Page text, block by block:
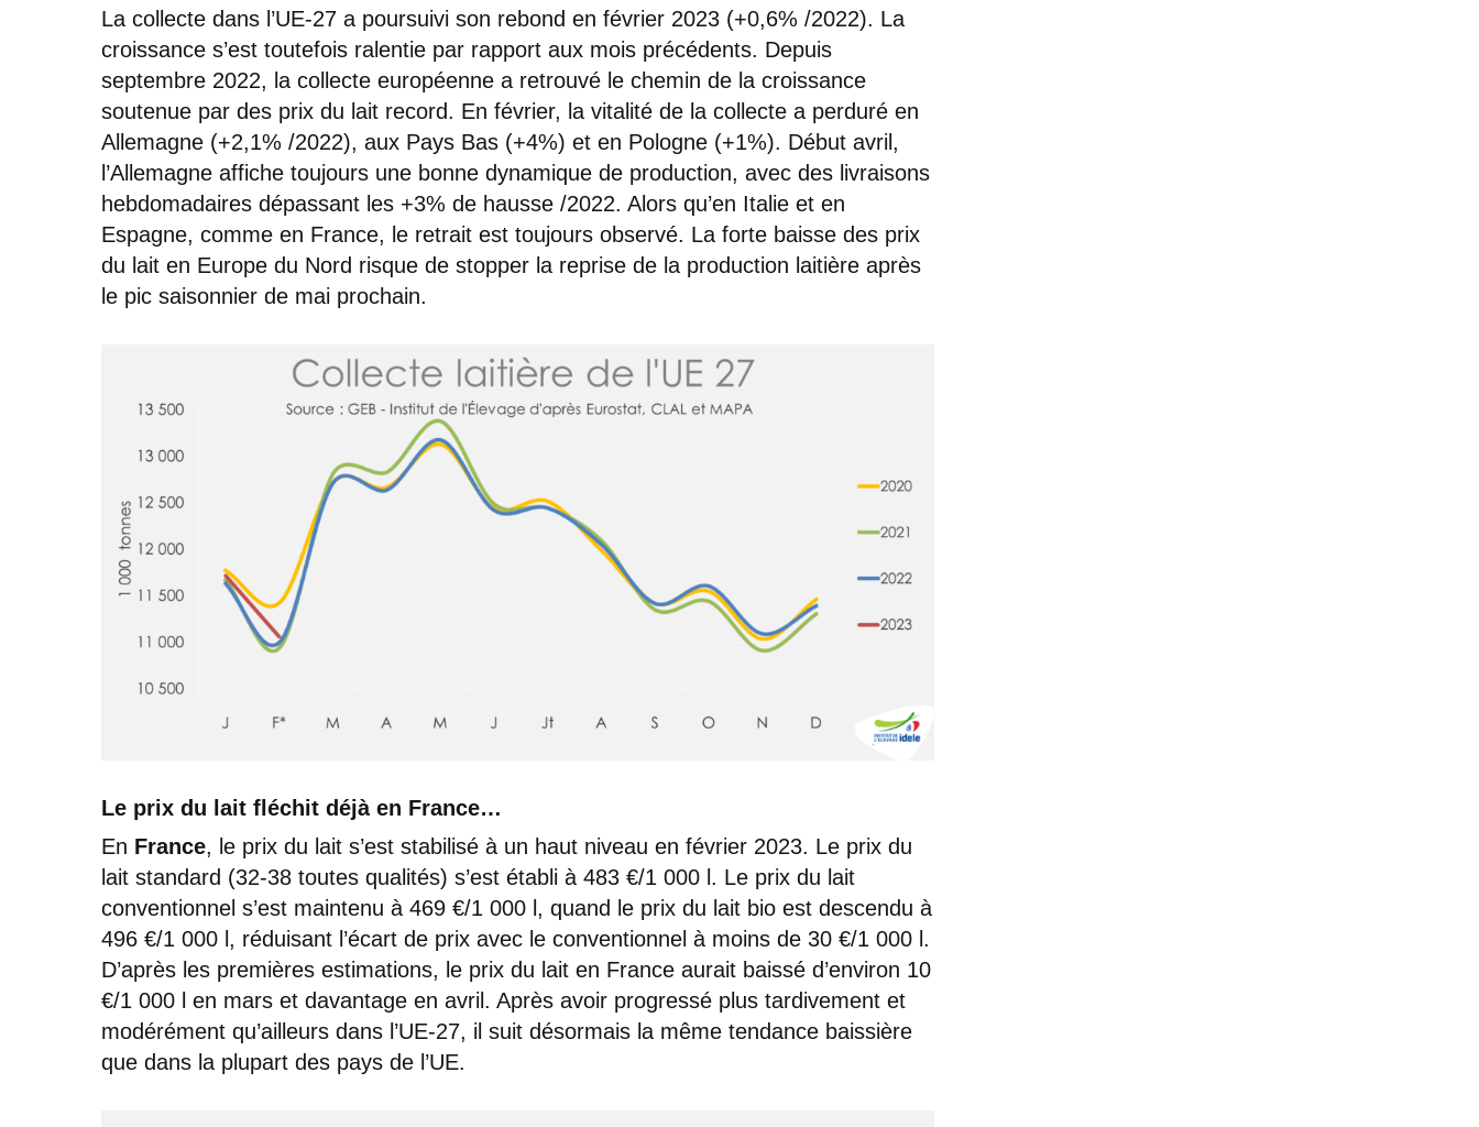
La collecte dans l’UE-27 a poursuivi son rebond en février 2023 (+0,6% /2022). La
croissance s’est toutefois ralentie par rapport aux mois précédents. Depuis
septembre 2022, la collecte européenne a retrouvé le chemin de la croissance
soutenue par des prix du lait record. En février, la vitalité de la collecte a perduré en
Allemagne (+2,1% /2022), aux Pays Bas (+4%) et en Pologne (+1%). Début avril,
l’Allemagne affiche toujours une bonne dynamique de production, avec des livraisons
hebdomadaires dépassant les +3% de hausse /2022. Alors qu’en Italie et en
Espagne, comme en France, le retrait est toujours observé. La forte baisse des prix
du lait en Europe du Nord risque de stopper la reprise de la production laitière après
le pic saisonnier de mai prochain.
Le prix du lait fléchit déjà en France…
En France, le prix du lait s’est stabilisé à un haut niveau en février 2023. Le prix du
lait standard (32-38 toutes qualités) s’est établi à 483 €/1 000 l. Le prix du lait
conventionnel s’est maintenu à 469 €/1 000 l, quand le prix du lait bio est descendu à
496 €/1 000 l, réduisant l’écart de prix avec le conventionnel à moins de 30 €/1 000 l.
D’après les premières estimations, le prix du lait en France aurait baissé d’environ 10
€/1 000 l en mars et davantage en avril. Après avoir progressé plus tardivement et
modérément qu’ailleurs dans l’UE-27, il suit désormais la même tendance baissière
que dans la plupart des pays de l’UE.